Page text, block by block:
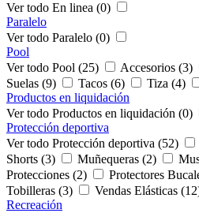
Ver todo En linea (0)
Paralelo
Ver todo Paralelo (0)
Pool
Ver todo Pool (25)
Accesorios (3)
Suelas (9)
Tacos (6)
Tiza (4)
Productos en liquidación
Ver todo Productos en liquidación (0)
Protección deportiva
Ver todo Protección deportiva (52)
Shorts (3)
Muñequeras (2)
Protecciones (2)
Protectores
Tobilleras (3)
Vendas Elásticas
Recreación